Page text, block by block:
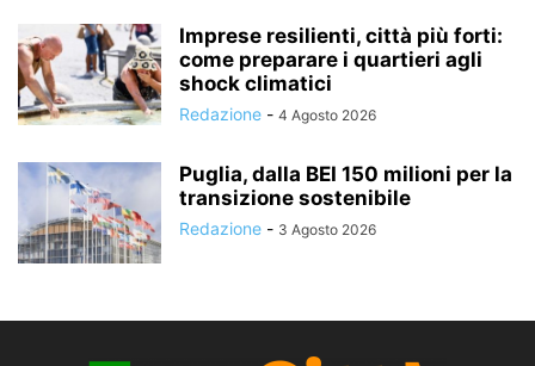
Imprese resilienti, città più forti:
come preparare i quartieri agli
shock climatici
Redazione - 4 Agosto 2026
Puglia, dalla BEI 150 milioni per la
transizione sostenibile
Redazione - 3 Agosto 2026